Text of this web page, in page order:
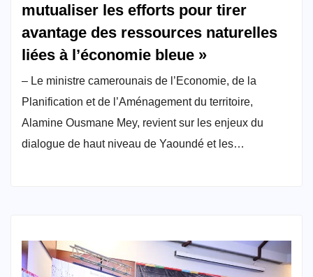
mutualiser les efforts pour tirer
avantage des ressources naturelles
liées à l’économie bleue »
– Le ministre camerounais de l’Economie, de la
Planification et de l’Aménagement du territoire,
Alamine Ousmane Mey, revient sur les enjeux du
dialogue de haut niveau de Yaoundé et les…